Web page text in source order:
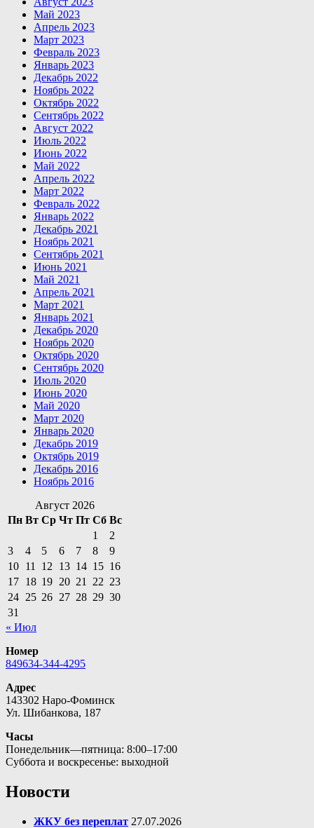
Май 2023
Апрель 2023
Март 2023
Февраль 2023
Январь 2023
Декабрь 2022
Ноябрь 2022
Октябрь 2022
Сентябрь 2022
Август 2022
Июль 2022
Июнь 2022
Май 2022
Апрель 2022
Март 2022
Февраль 2022
Январь 2022
Декабрь 2021
Ноябрь 2021
Сентябрь 2021
Июнь 2021
Май 2021
Апрель 2021
Март 2021
Январь 2021
Декабрь 2020
Ноябрь 2020
Октябрь 2020
Сентябрь 2020
Июль 2020
Июнь 2020
Май 2020
Март 2020
Январь 2020
Декабрь 2019
Октябрь 2019
Декабрь 2016
Ноябрь 2016
Август 2026
Пн Вт Ср Чт Пт Сб Вс
1
2
3
4 5 6 7 8
9
10 11 12 13 14 15 16
17 18 19 20 21 22 23
24 25 26 27 28 29 30
31
« Июл
Номер
849634-344-4295
Адрес
143302 Наро-Фоминск
Ул. Шибанкова, 187
Часы
Понедельник—пятница: 8:00–17:00
Суббота и воскресенье: выходной
Новости
ЖКУ без переплат 27.07.2026